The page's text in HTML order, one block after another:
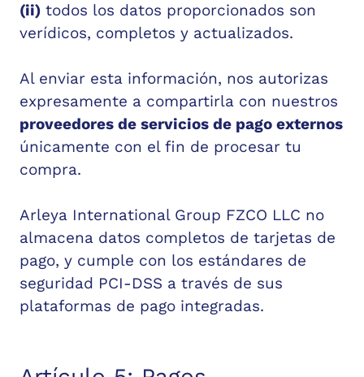
(ii) todos los datos proporcionados son
verídicos, completos y actualizados.
Al enviar esta información, nos autorizas
expresamente a compartirla con nuestros
proveedores de servicios de pago externos
únicamente con el fin de procesar tu
compra.
Arleya International Group FZCO LLC no
almacena datos completos de tarjetas de
pago, y cumple con los estándares de
seguridad PCI-DSS a través de sus
plataformas de pago integradas.